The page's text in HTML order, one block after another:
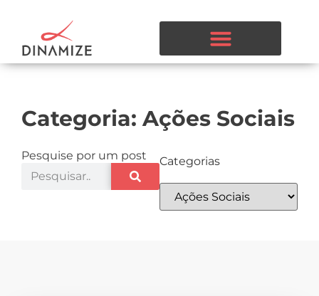
Categoria: Ações Sociais
Pesquise por um post Categorias